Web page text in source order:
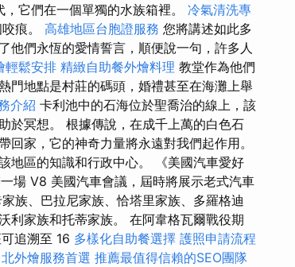
它們在一個單獨的水族箱裡。 冷氣清洗專
痕。 高雄地區台胞證服務 您將講述如此多
他們永恆的愛情誓言，順便說一句，許多人
輕鬆安排 精緻自助餐外燴料理 教堂作為他們
門地點是村莊的碼頭，婚禮甚至在海灘上舉
介紹 卡利池中的石海位於聖喬治的線上，該
於冥想。 根據傳說，在成千上萬的白色石
家，它的神奇力量將永遠對我們起作用。
地區的知識和行政中心。 《美國汽車愛好
場 V8 美國汽車會議，屆時將展示老式汽車
族、巴拉尼家族、恰塔里家族、多羅格迪
利家族和托蒂家族。 在阿韋格瓦爾戰役期
追溯至 16 多樣化自助餐選擇 護照申請流程
外燴服務首選 推薦最值得信賴的SEO團隊